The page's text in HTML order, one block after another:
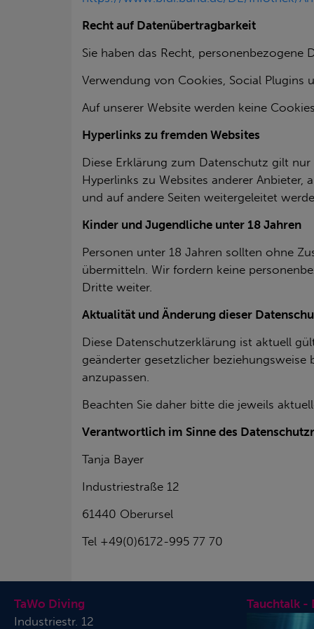
Recht auf Datenübertragbarkeit
Sie haben das Recht, personenbezogene
Verwendung von Cookies, Social Plugins
Auf unserer Website werden keine
Hyperlinks zu fremden Websites
Diese Erklärung zum Datenschutz gilt
Hyperlinks zu Websites anderer Anbieter,
und auf andere Seiten weitergeleitet
Kinder und Jugendliche unter 18 Jahren
Personen unter 18 Jahren sollten ohne
übermitteln. Wir fordern keine
Dritte weiter.
Aktualität und Änderung dieser
Diese Datenschutzerklärung ist aktuell
geänderter gesetzlicher
anzupassen.
Beachten Sie daher bitte die jeweils
Verantwortlich im Sinne des
Tanja Bayer
Industriestraße 12
61440 Oberursel
Tel +49(0)6172-995 77 70
TaWo Diving
Industriestr. 12
Tauchtalk -